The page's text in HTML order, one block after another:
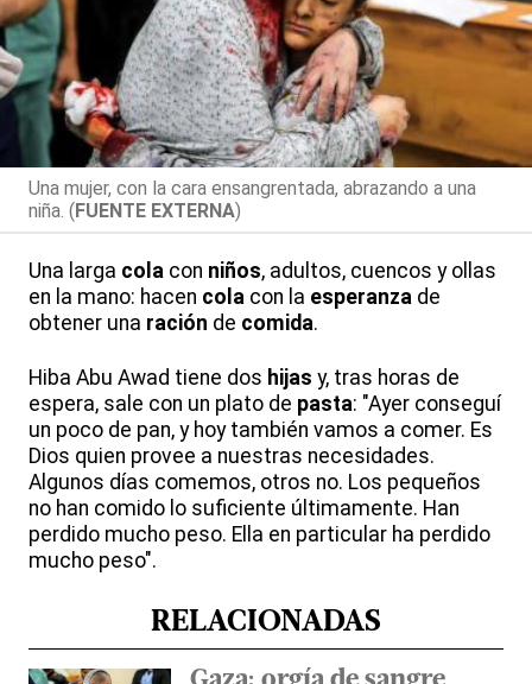
Una mujer, con la cara ensangrentada, abrazando a una
niña. (FUENTE EXTERNA)
Una larga cola con niños, adultos, cuencos y ollas
en la mano: hacen cola con la esperanza de
obtener una ración de comida.
Hiba Abu Awad tiene dos hijas y, tras horas de
espera, sale con un plato de pasta: "Ayer conseguí
un poco de pan, y hoy también vamos a comer. Es
Dios quien provee a nuestras necesidades.
Algunos días comemos, otros no. Los pequeños
no han comido lo suficiente últimamente. Han
perdido mucho peso. Ella en particular ha perdido
mucho peso".
RELACIONADAS